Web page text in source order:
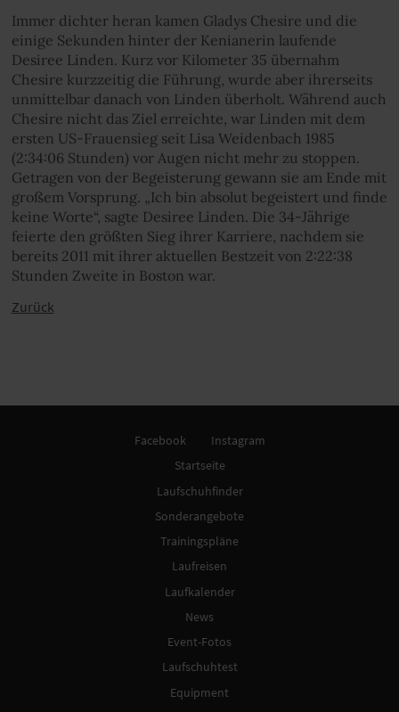
Immer dichter heran kamen Gladys Chesire und die
einige Sekunden hinter der Kenianerin laufende
Desiree Linden. Kurz vor Kilometer 35 übernahm
Chesire kurzzeitig die Führung, wurde aber ihrerseits
unmittelbar danach von Linden überholt. Während auch
Chesire nicht das Ziel erreichte, war Linden mit dem
ersten US-Frauensieg seit Lisa Weidenbach 1985
(2:34:06 Stunden) vor Augen nicht mehr zu stoppen.
Getragen von der Begeisterung gewann sie am Ende mit
großem Vorsprung. „Ich bin absolut begeistert und finde
keine Worte“, sagte Desiree Linden. Die 34-Jährige
feierte den größten Sieg ihrer Karriere, nachdem sie
bereits 2011 mit ihrer aktuellen Bestzeit von 2:22:38
Stunden Zweite in Boston war.
Zurück
Facebook
Instagram
Startseite
Laufschuhfinder
Sonderangebote
Trainingspläne
Laufreisen
Laufkalender
News
Event-Fotos
Laufschuhtest
Equipment